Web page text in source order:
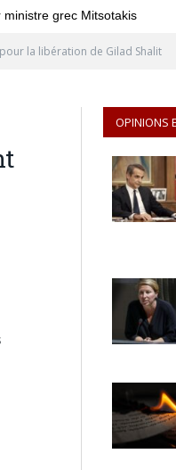
grec Mitsotakis
la libération de Gilad Shalit
OPINIONS